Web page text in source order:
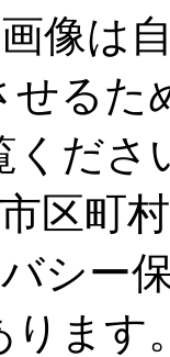
像は
せるた
ださ
区町
シー
ます。